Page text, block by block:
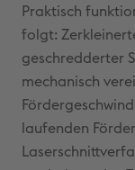
Praktisch
folgt:
geschredderter
mechanisch
laufenden